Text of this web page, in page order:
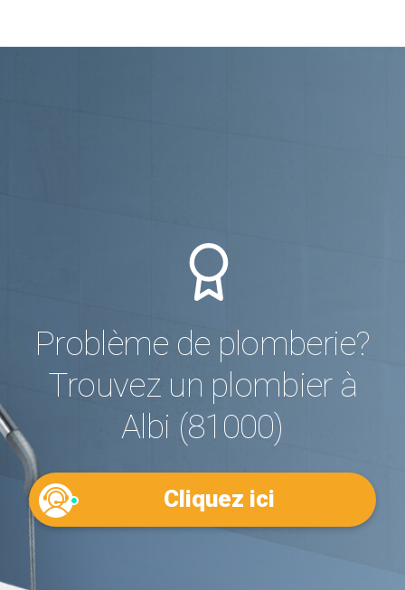
Problème de plomberie?
Trouvez un plombier à
Albi (81000)
Cliquez ici